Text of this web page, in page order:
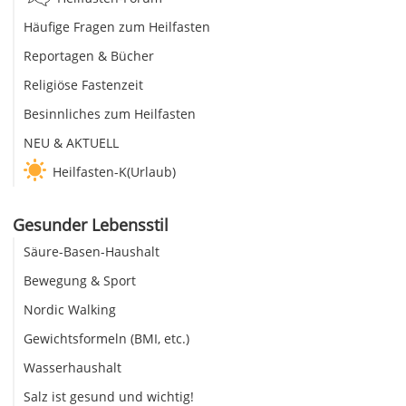
Häufige Fragen zum Heilfasten
Reportagen & Bücher
Religiöse Fastenzeit
Besinnliches zum Heilfasten
NEU & AKTUELL
Heilfasten-K(Urlaub)
Gesunder Lebensstil
Säure-Basen-Haushalt
Bewegung & Sport
Nordic Walking
Gewichtsformeln (BMI, etc.)
Wasserhaushalt
Salz ist gesund und wichtig!